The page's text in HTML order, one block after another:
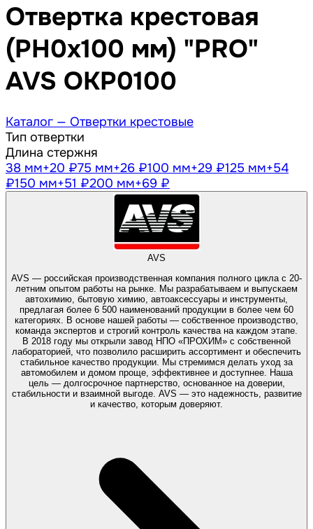
Отвертка крестовая
(PH0x100 мм) "PRO"
AVS OKP0100
Каталог — Отвертки крестовые
Тип отвертки
Длина стержня
38 мм+20 ₽75 мм+26 ₽100 мм+29 ₽125 мм+54
₽150 мм+51 ₽200 мм+69 ₽
AVS
AVS — российская производственная компания полного цикла с 20-
летним опытом работы на рынке. Мы разрабатываем и выпускаем
автохимию, бытовую химию, автоаксессуары и инструменты,
предлагая более 6 500 наименований продукции в более чем 60
категориях. В основе нашей работы — собственное производство,
команда экспертов и строгий контроль качества на каждом этапе.
В 2018 году мы открыли завод НПО «ПРОХИМ» с собственной
лабораторией, что позволило расширить ассортимент и обеспечить
стабильное качество продукции. Мы стремимся делать уход за
автомобилем и домом проще, эффективнее и доступнее. Наша
цель — долгосрочное партнерство, основанное на доверии,
стабильности и взаимной выгоде. AVS — это надежность, развитие
и качество, которым доверяют.